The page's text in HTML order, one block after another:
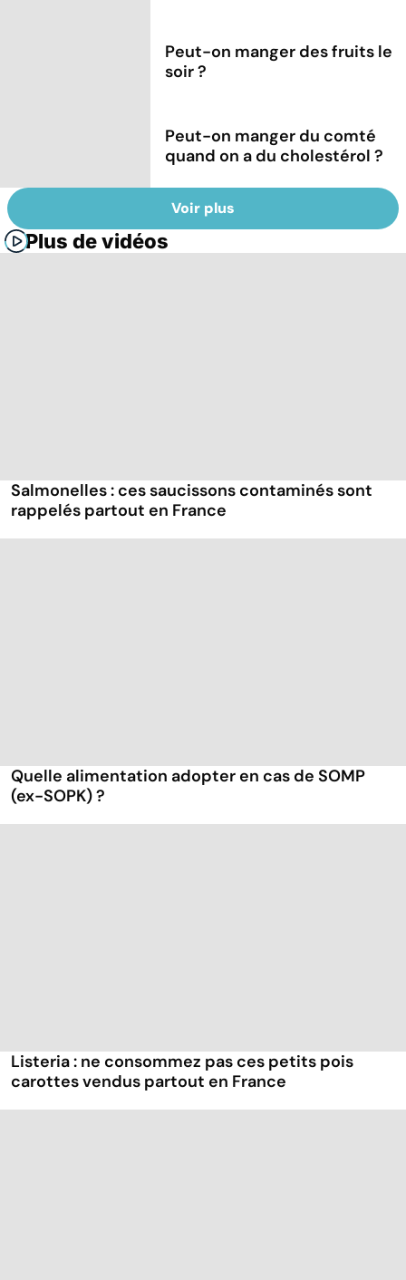
Peut-on manger des fruits le
soir ?
Peut-on manger du comté
quand on a du cholestérol ?
Voir plus
Plus de vidéos
Salmonelles : ces saucissons contaminés sont
rappelés partout en France
Quelle alimentation adopter en cas de SOMP
(ex-SOPK) ?
Listeria : ne consommez pas ces petits pois
carottes vendus partout en France